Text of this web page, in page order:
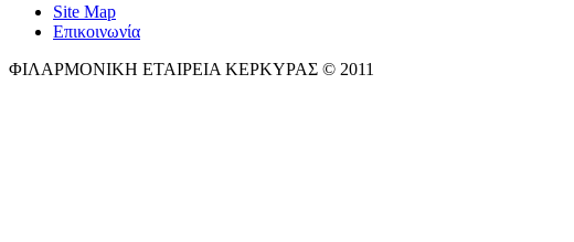
Site Map
Επικοινωνία
ΦΙΛΑΡΜΟΝΙΚΗ ΕΤΑΙΡΕΙΑ ΚΕΡΚΥΡΑΣ © 2011